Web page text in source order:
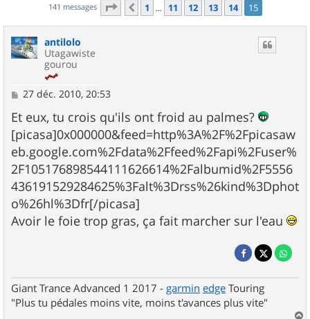
141 messages Page 15 sur15
Précédent
1 … 11 12 13 14 15
antilolo
Utagawiste
gourou
M
s
s
a
g
e
27 déc. 2010, 20:53
Et eux, tu crois qu'ils ont froid au palmes?
[picasa]0x000000&feed=http%3A%2F%2Fpicasaw
eb.google.com%2Fdata%2Ffeed%2Fapi%2Fuser%
2F105176898544111626614%2Falbumid%2F5556
436191529284625%3Falt%3Drss%26kind%3Dphot
o%26hl%3Dfr[/picasa]
Avoir le foie trop gras, ça fait marcher sur l'eau
Giant Trance Advanced 1 2017 - garmin edge Touring
"Plus tu pédales moins vite, moins t'avances plus vite"